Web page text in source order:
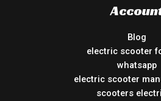
Blog
electric scooter
whatsapp
electric scooter
scooters